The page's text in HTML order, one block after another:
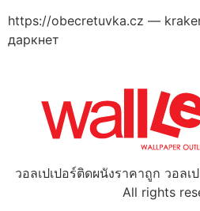
https://obecretuvka.cz —
даркнет
วอลเปเปอร์ติดผนังราคาถูก วอลเ
All rights